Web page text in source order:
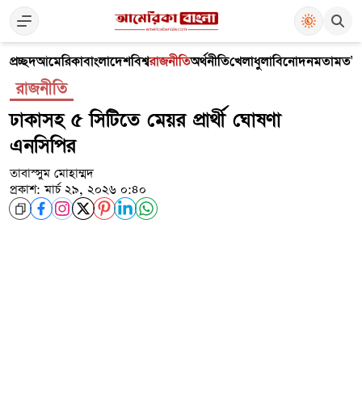
প্রচ্ছদআমেরিকাবাংলাদেশবিশ্বরাজনীতিঅর্থনীতিখেলাধুলাবিনোদনমতামত
রাজনীতি
ঢাকাসহ ৫ সিটিতে মেয়র প্রার্থী ঘোষণা
এনসিপির
তাবাস্সুম মোহাম্মদ
প্রকাশ: মার্চ ২৯, ২০২৬ ০:৪০